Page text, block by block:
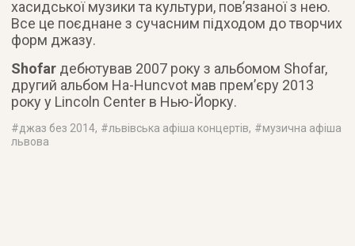
хасидської музики та культури, пов’язаної з нею.
Все це поєднане з сучасним підходом до творчих
форм джазу.
Shofar дебютував 2007 року з альбомом Shofar,
другий альбом Ha-Huncvot мав прем’єру 2013
року у Lincoln Center в Нью-Йорку.
#джаз без 2014, #львівська афіша концертів, #музична афіша
львова